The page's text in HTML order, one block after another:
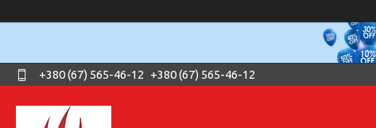
+380 (67) 565-46-12 +380 (67) 565-46-12